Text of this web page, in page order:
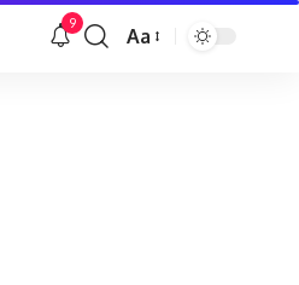
9
Font
Aa